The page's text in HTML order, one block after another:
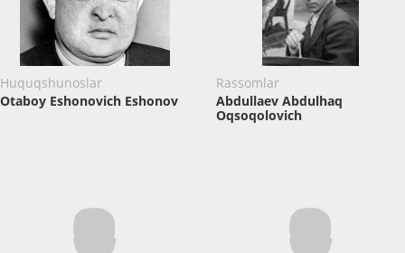
Huquqshunoslar
Otaboy Eshonovich Eshonov
Rassomlar
Abdullaev Abdulhaq
Oqsoqolovich